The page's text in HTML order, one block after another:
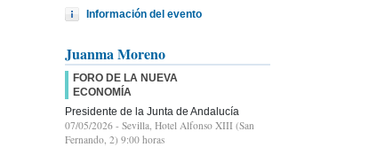
Información del evento
Juanma Moreno
FORO DE LA NUEVA
ECONOMÍA
Presidente de la Junta de Andalucía
07/05/2026 - Sevilla, Hotel Alfonso XIII (San
Fernando, 2) 9:00 horas